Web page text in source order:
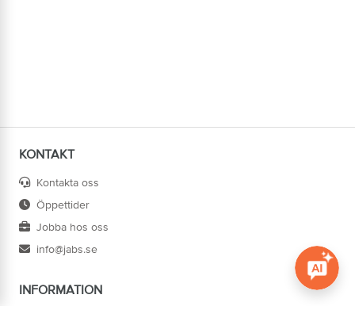
KONTAKT
Kontakta oss
Öppettider
Jobba hos oss
info@jabs.se
INFORMATION